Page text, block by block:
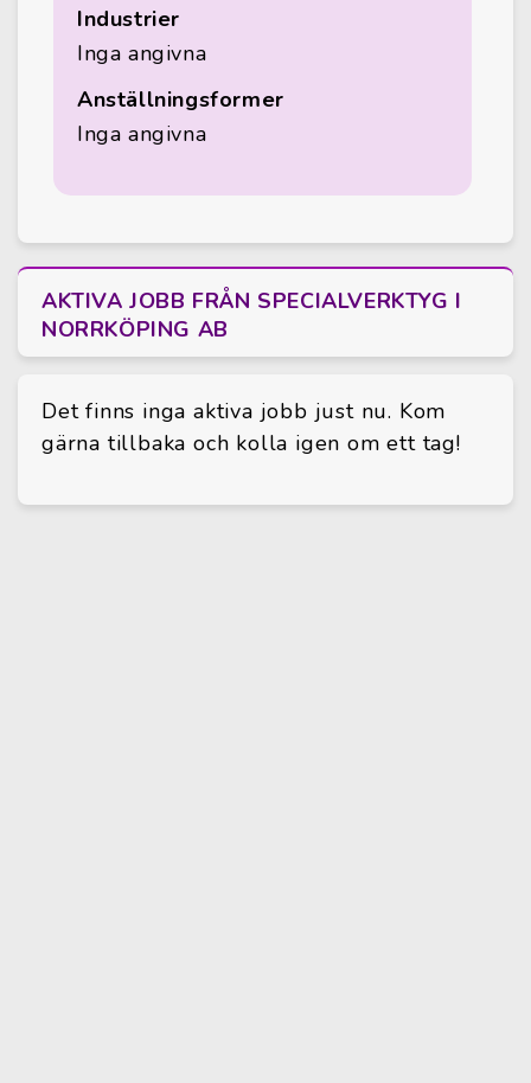
Industrier
Inga angivna
Anställningsformer
Inga angivna
AKTIVA JOBB FRÅN SPECIALVERKTYG I
NORRKÖPING AB
Det finns inga aktiva jobb just nu. Kom
gärna tillbaka och kolla igen om ett tag!